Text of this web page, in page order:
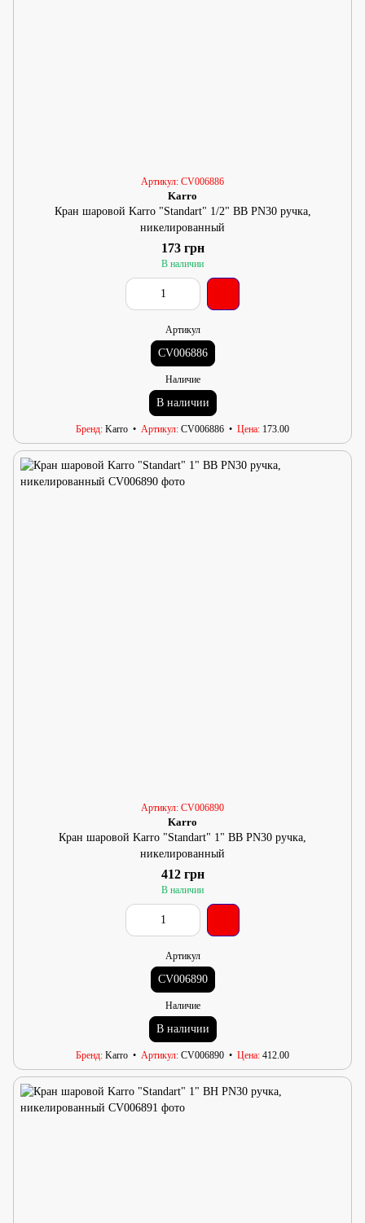
Артикул: CV006886
Karro
Кран шаровой Karro "Standart" 1/2" ВВ PN30 ручка,
никелированный
173 грн
В наличии
Артикул
CV006886
Наличие
В наличии
Бренд Karro Артикул CV006886 Цена 173.00
Артикул: CV006890
Karro
Кран шаровой Karro "Standart" 1" ВВ PN30 ручка,
никелированный
412 грн
В наличии
Артикул
CV006890
Наличие
В наличии
Бренд Karro Артикул CV006890 Цена 412.00